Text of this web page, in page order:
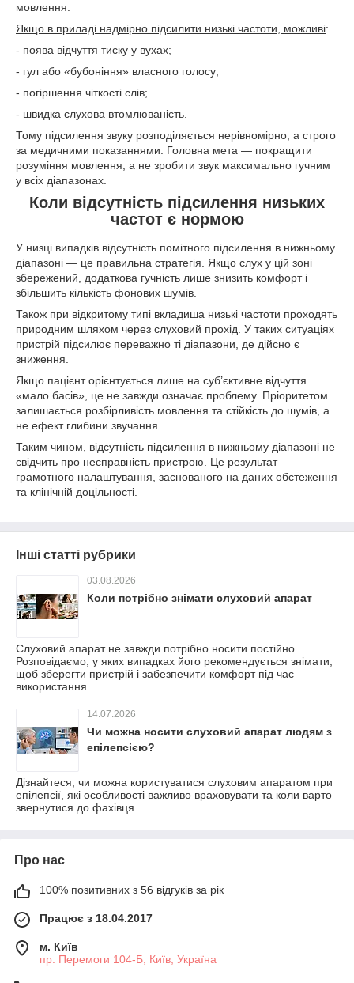
мовлення.
Якщо в приладі надмірно підсилити низькі частоти, можливі:
- поява відчуття тиску у вухах;
- гул або «бубоніння» власного голосу;
- погіршення чіткості слів;
- швидка слухова втомлюваність.
Тому підсилення звуку розподіляється нерівномірно, а строго
за медичними показаннями. Головна мета — покращити
розуміння мовлення, а не зробити звук максимально гучним
у всіх діапазонах.
Коли відсутність підсилення низьких
частот є нормою
У низці випадків відсутність помітного підсилення в нижньому
діапазоні — це правильна стратегія. Якщо слух у цій зоні
збережений, додаткова гучність лише знизить комфорт і
збільшить кількість фонових шумів.
Також при відкритому типі вкладиша низькі частоти проходять
природним шляхом через слуховий прохід. У таких ситуаціях
пристрій підсилює переважно ті діапазони, де дійсно є
зниження.
Якщо пацієнт орієнтується лише на суб’єктивне відчуття
«мало басів», це не завжди означає проблему. Пріоритетом
залишається розбірливість мовлення та стійкість до шумів, а
не ефект глибини звучання.
Таким чином, відсутність підсилення в нижньому діапазоні не
свідчить про несправність пристрою. Це результат
грамотного налаштування, заснованого на даних обстеження
та клінічній доцільності.
Інші статті рубрики
03.08.2026
Коли потрібно знімати слуховий апарат
Слуховий апарат не завжди потрібно носити постійно.
Розповідаємо, у яких випадках його рекомендується знімати,
щоб зберегти пристрій і забезпечити комфорт під час
використання.
14.07.2026
Чи можна носити слуховий апарат людям з
епілепсією?
Дізнайтеся, чи можна користуватися слуховим апаратом при
епілепсії, які особливості важливо враховувати та коли варто
звернутися до фахівця.
Про нас
100% позитивних з 56 відгуків за рік
Працює з 18.04.2017
м. Київ
пр. Перемоги 104-Б, Київ, Україна